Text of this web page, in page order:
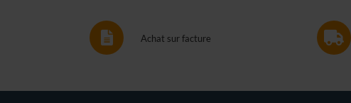
Achat sur facture